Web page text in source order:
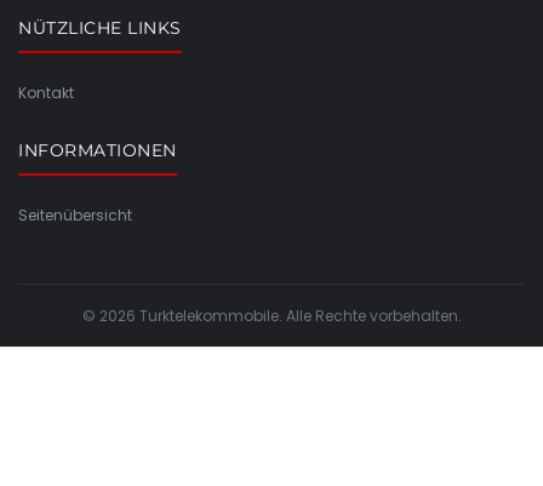
NÜTZLICHE LINKS
Kontakt
INFORMATIONEN
Seitenübersicht
© 2026 Turktelekommobile. Alle Rechte vorbehalten.